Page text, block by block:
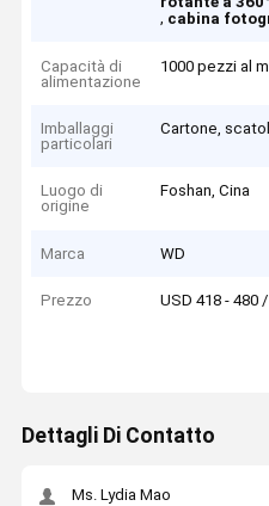
, cabina
Capacità di
alimentazione
1000 pezzi al
Imballaggi
particolari
Cartone,
Luogo di
origine
Foshan, Cina
Marca WD
Prezzo USD 418 - 480
Dettagli Di Contatto
Ms. Lydia Mao